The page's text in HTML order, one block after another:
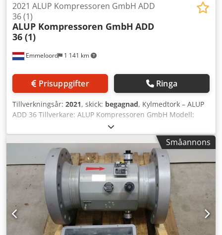
Emmeloord 1 141 km
2021 ALUP Kompressoren GmbH ADD
36 (1)
ALUP Kompressoren GmbH ADD
36 (1)
Prisuppgifter Ringa
Tillverkningsår: 2021, skick: begagnad, Kylmedtork – ALUP
ADD 36 Tillverkare: ALUP Kompressoren GmbH Modell:
ADD 36 (1) Tillverkningsår: 2021 Maskintyp:
Kylmedelbaserad tryckluftstork Beskrivning ALUP ADD 36
är en kylmedtork för tryckluftssystem, utformad för att
avlägsna fukt ur tryckluften. Enheten säkerställer torr och
ren tryckluft, vilket skyddar pneumatiska utrustningar och
ökar driftsäkerheten i produktionsmiljöer. Denna tork
lämpar sig för industriella applikationer där en jämn
luftkvalitet krävs, såsom tillverknings-, förpacknings- och
processlinjer. Teknisk specifikation - Tillverkare: ALUP
Kompressoren GmbH - Modell: ADD 36 (1) - Tillverkningsår:
2021 - Produktnummer: 4102005889 - Serienummer:
Småannons